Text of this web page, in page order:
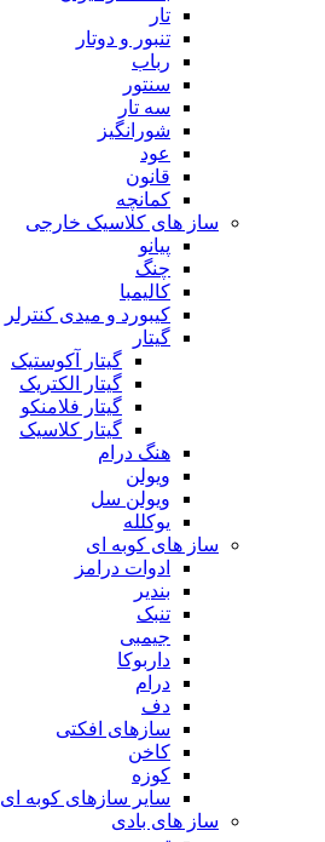
تار
تنبور و دوتار
رباب
سنتور
سه تار
شورانگیز
عود
قانون
کمانچه
ساز های کلاسیک خارجی
پیانو
چنگ
کالیمبا
کیبورد و میدی کنترلر
گیتار
گیتار آکوستیک
گیتار الکتریک
گیتار فلامنکو
گیتار کلاسیک
هنگ درام
ویولن
ویولن سل
یوکلله
ساز های کوبه ای
ادوات درامز
بندیر
تنبک
جیمبی
داربوکا
درام
دف
سازهای افکتی
کاخن
کوزه
سایر سازهای کوبه ای
ساز های بادی